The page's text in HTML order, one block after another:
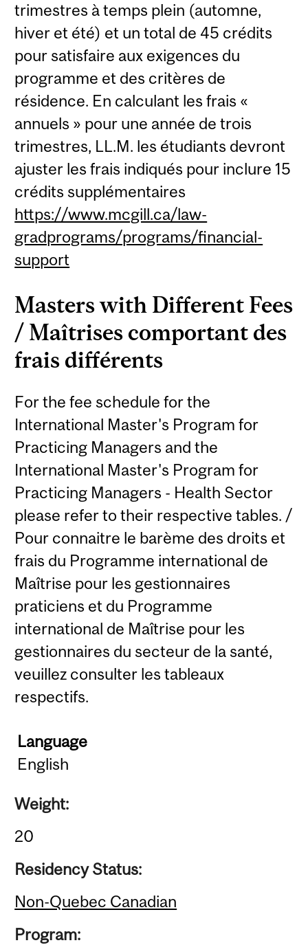
trimestres à temps plein (automne,
hiver et été) et un total de 45 crédits
pour satisfaire aux exigences du
programme et des critères de
résidence. En calculant les frais «
annuels » pour une année de trois
trimestres, LL.M. les étudiants devront
ajuster les frais indiqués pour inclure 15
crédits supplémentaires
https://www.mcgill.ca/law-
gradprograms/programs/financial-
support
Masters with Different Fees
/ Maîtrises comportant des
frais différents
For the fee schedule for the
International Master's Program for
Practicing Managers and the
International Master's Program for
Practicing Managers - Health Sector
please refer to their respective tables. /
Pour connaitre le barème des droits et
frais du Programme international de
Maîtrise pour les gestionnaires
praticiens et du Programme
international de Maîtrise pour les
gestionnaires du secteur de la santé,
veuillez consulter les tableaux
respectifs.
Language
English
Weight:
20
Residency Status:
Non-Quebec Canadian
Program: